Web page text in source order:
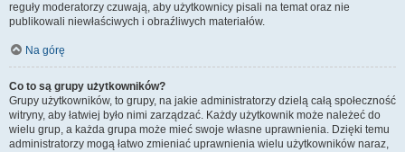
reguły moderatorzy czuwają, aby użytkownicy pisali na temat oraz nie
publikowali niewłaściwych i obraźliwych materiałów.
Na górę
Co to są grupy użytkowników?
Grupy użytkowników, to grupy, na jakie administratorzy dzielą całą społeczność
witryny, aby łatwiej było nimi zarządzać. Każdy użytkownik może należeć do
wielu grup, a każda grupa może mieć swoje własne uprawnienia. Dzięki temu
administratorzy mogą łatwo zmieniać uprawnienia wielu użytkowników naraz,